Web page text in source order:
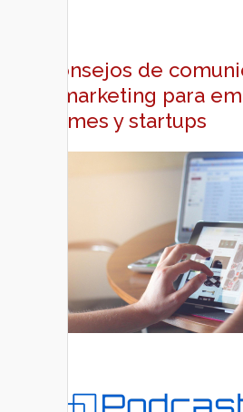
Consejos de
y marketing para
pymes y startups